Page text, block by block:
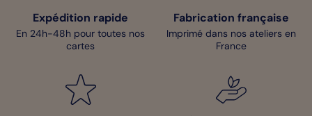
Expédition rapide
En 24h-48h pour toutes nos
cartes
Fabrication française
Imprimé dans nos ateliers en
France